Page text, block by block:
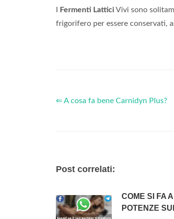
Fermenti LatticiVivi sono
frigorifero per essere conservati,
⇐ A cosa fa bene Carnidyn Plus?
Post correlati:
COME SI FA
POTENZE